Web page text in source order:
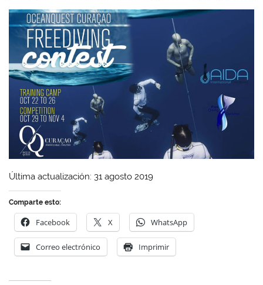
Última actualización: 31 agosto 2019
Comparte esto:
Facebook X WhatsApp
Correo electrónico Imprimir